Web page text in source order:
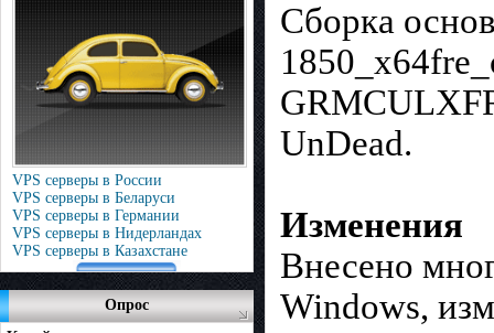
VPS серверы в России
VPS серверы в Беларуси
VPS серверы в Германии
VPS серверы в Нидерландах
VPS серверы в Казахстане
Опрос
Сборка
UnDead.
Изменения
Внесено
Windows,